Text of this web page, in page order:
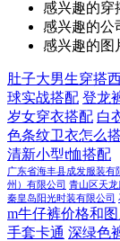
感兴趣的穿
感兴趣的公
感兴趣的图
肚子大男生穿搭
球实战搭配 登龙
岁女穿衣搭配 白
色条纹卫衣怎么
清新小型t恤搭配
广东省海丰县成发服装有
州）有限公司 青山区天
秦皇岛阳光时装有限公司
m牛仔裤价格和
手套卡通 深绿色